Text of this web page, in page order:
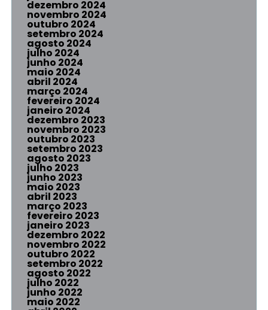
dezembro 2024
novembro 2024
outubro 2024
setembro 2024
agosto 2024
julho 2024
junho 2024
maio 2024
abril 2024
março 2024
fevereiro 2024
janeiro 2024
dezembro 2023
novembro 2023
outubro 2023
setembro 2023
agosto 2023
julho 2023
junho 2023
maio 2023
abril 2023
março 2023
fevereiro 2023
janeiro 2023
dezembro 2022
novembro 2022
outubro 2022
setembro 2022
agosto 2022
julho 2022
junho 2022
maio 2022